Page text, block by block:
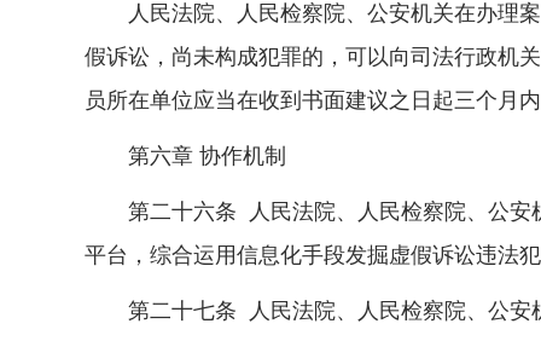
人民法院、人民检察院、公安机关在办理案
假诉讼，尚未构成犯罪的，可以向司法行政机
员所在单位应当在收到书面建议之日起三个月
第六章 协作机制
第二十六条 人民法院、人民检察院、公安
平台，综合运用信息化手段发掘虚假诉讼违法
第二十七条 人民法院、人民检察院、公安机